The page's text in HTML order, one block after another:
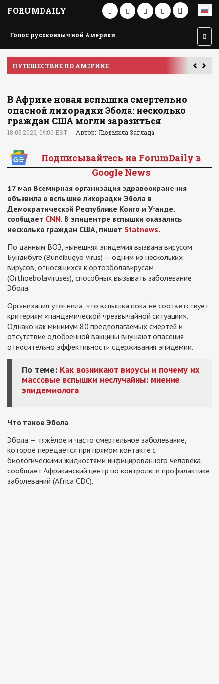
FORUMDAILY
Голос русскоязычной Америки
ПУТЕШЕСТВИЕ ПО АМЕРИКЕ
В Африке новая вспышка смертельно
опасной лихорадки Эбола: несколько
граждан США могли заразиться
18.05.2026, 09:00 EST Автор: Людмила Заглада
Подписывайтесь на ForumDaily в
Google News
17 мая Всемирная организация здравоохранения
объявила о вспышке лихорадки Эбола в
Демократической Республике Конго и Уганде,
сообщает CNN. В эпицентре вспышки оказались
несколько граждан США, пишет Statnews.
По данным ВОЗ, нынешняя эпидемия вызвана вирусом
Бундибугё (Bundibugyo virus) — одним из нескольких
вирусов, относящихся к ортоэболавирусам
(Orthoebolaviruses), способных вызывать заболевание
Эбола.
Организация уточнила, что вспышка пока не соответствует
критериям «пандемической чрезвычайной ситуации».
Однако как минимум 80 предполагаемых смертей и
отсутствие одобренной вакцины внушают опасения
относительно эффективности сдерживания эпидемии.
По теме: Как возникают вирусы и почему их
массовые вспышки неслучайны: мнение
эпидемиолога
Что такое Эбола
Эбола — тяжёлое и часто смертельное заболевание,
которое передаётся при прямом контакте с
биологическими жидкостями инфицированного человека,
сообщает Африканский центр по контролю и профилактике
заболеваний (Africa CDC).